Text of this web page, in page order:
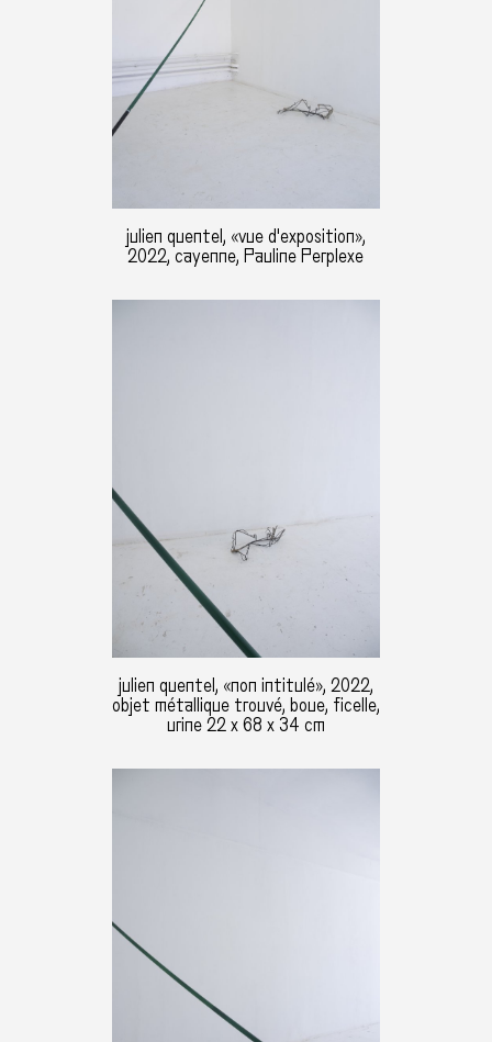
julien quentel, «vue d'exposition»,
2022, cayenne, Pauline Perplexe
julien quentel, «non intitulé», 2022,
objet métallique trouvé, boue, ficelle,
urine 22 x 68 x 34 cm